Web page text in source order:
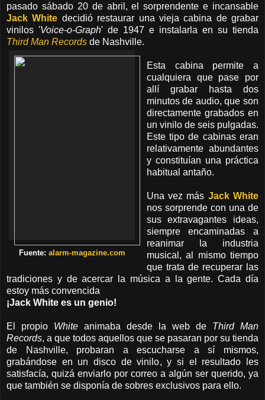
pasado sábado 20 de abril, el sorprendente e incansable
Jack White decidió restaurar una vieja cabina de grabar
vinilos 'Voice-o-Graph' de 1947 e instalarla en su tienda
Third Man Records de Nashville.
Fuente: alarm-magazine.com
Esta cabina permite a
cualquiera que pase por
allí grabar hasta dos
minutos de audio, que son
directamente grabados en
un vinilo de seis pulgadas.
Este tipo de cabinas eran
relativamente abundantes
y constituían una práctica
habitual antaño.
Una vez más Jack White
nos sorprende con una de
sus extravagantes ideas,
siempre encaminadas a
reanimar la industria
musical, al mismo tiempo
que trata de recuperar las
tradiciones y de acercar la música a la gente. Cada día
estoy más convencida
¡Jack White es un genio!
El propio White animaba desde la web de Third Man
Records, a que todos aquellos que se pasaran por su tienda
de Nashville, probaran a escucharse a sí mismos,
grabándose en un disco de vinilo, y si el resultado les
satisfacía, quizá enviarlo por correo a algún ser querido, ya
que también se disponía de sobres exclusivos para ello.